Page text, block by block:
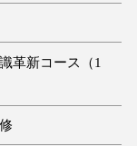
革新コース（1